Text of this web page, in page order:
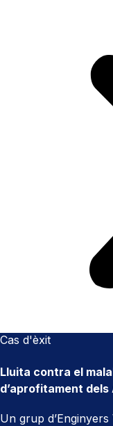
Cas d'èxit
Lluita contra el
d’aprofitament
Un grup